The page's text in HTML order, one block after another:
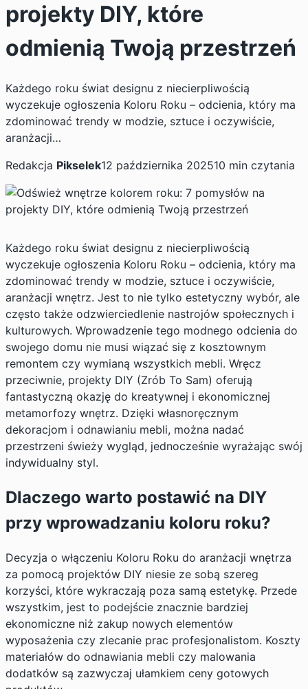
projekty DIY, które
odmienią Twoją przestrzeń
Każdego roku świat designu z niecierpliwością
wyczekuje ogłoszenia Koloru Roku – odcienia, który ma
zdominować trendy w modzie, sztuce i oczywiście,
aranżacji…
Redakcja Pikselek12 października 202510 min czytania
Każdego roku świat designu z niecierpliwością
wyczekuje ogłoszenia Koloru Roku – odcienia, który ma
zdominować trendy w modzie, sztuce i oczywiście,
aranżacji wnętrz. Jest to nie tylko estetyczny wybór, ale
często także odzwierciedlenie nastrojów społecznych i
kulturowych. Wprowadzenie tego modnego odcienia do
swojego domu nie musi wiązać się z kosztownym
remontem czy wymianą wszystkich mebli. Wręcz
przeciwnie, projekty DIY (Zrób To Sam) oferują
fantastyczną okazję do kreatywnej i ekonomicznej
metamorfozy wnętrz. Dzięki własnoręcznym
dekoracjom i odnawianiu mebli, można nadać
przestrzeni świeży wygląd, jednocześnie wyrażając swój
indywidualny styl.
Dlaczego warto postawić na DIY
przy wprowadzaniu koloru roku?
Decyzja o włączeniu Koloru Roku do aranżacji wnętrza
za pomocą projektów DIY niesie ze sobą szereg
korzyści, które wykraczają poza samą estetykę. Przede
wszystkim, jest to podejście znacznie bardziej
ekonomiczne niż zakup nowych elementów
wyposażenia czy zlecanie prac profesjonalistom. Koszty
materiałów do odnawiania mebli czy malowania
dodatków są zazwyczaj ułamkiem ceny gotowych